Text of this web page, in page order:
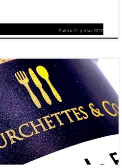
Publié31 juillet 2022